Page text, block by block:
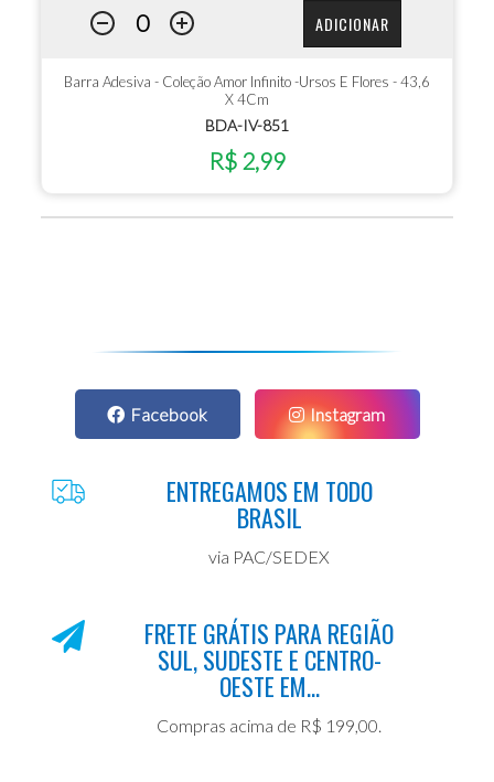
ADICIONAR
Barra Adesiva - Coleção Amor Infinito -Ursos E Flores - 43,6
X 4Cm
BDA-IV-851
R$ 2,99
Facebook Instagram
ENTREGAMOS EM TODO
BRASIL
via PAC/SEDEX
FRETE GRÁTIS PARA REGIÃO
SUL, SUDESTE E CENTRO-
OESTE EM...
Compras acima de R$ 199,00.